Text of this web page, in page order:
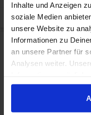
Inhalte und Anzeigen
soziale Medien
unsere Website zu
Informationen zu
an unsere Partner für
Analysen weiter.
zusammen, die Du
im Rahmen Deiner
haben.
Produktbeschreibung
Einfach zu bedienen
Basisstation zur sehr
- Große Tasten für eine